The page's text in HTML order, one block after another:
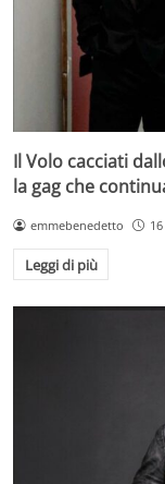
Il Volo cacciati
la gag che
emmebenedetto
Leggi di più